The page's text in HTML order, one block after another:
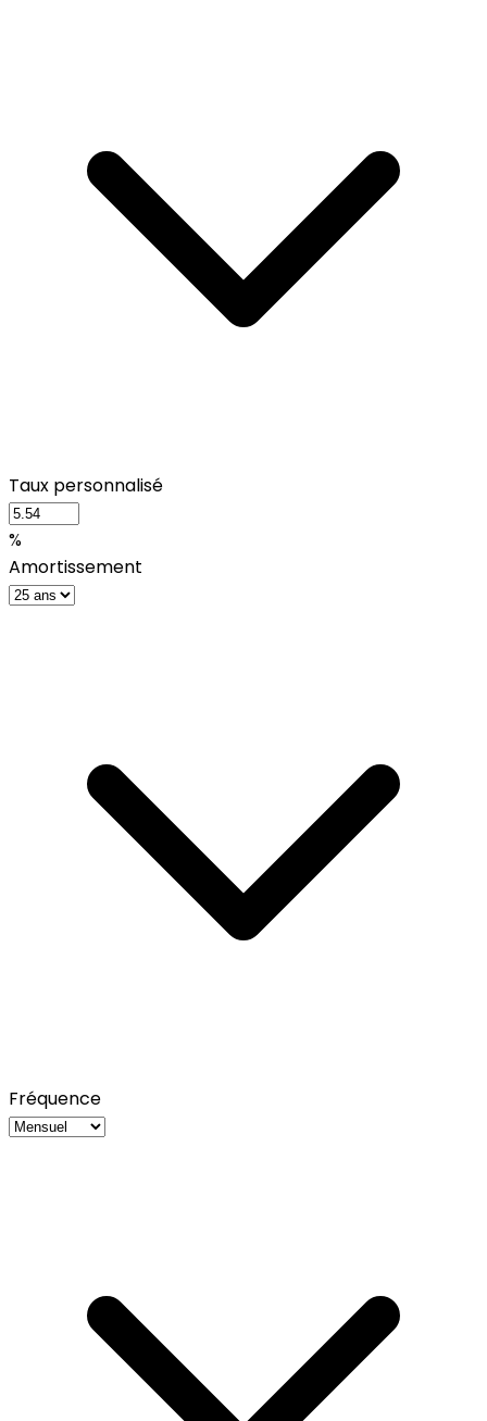
Taux personnalisé
%
Amortissement
Fréquence